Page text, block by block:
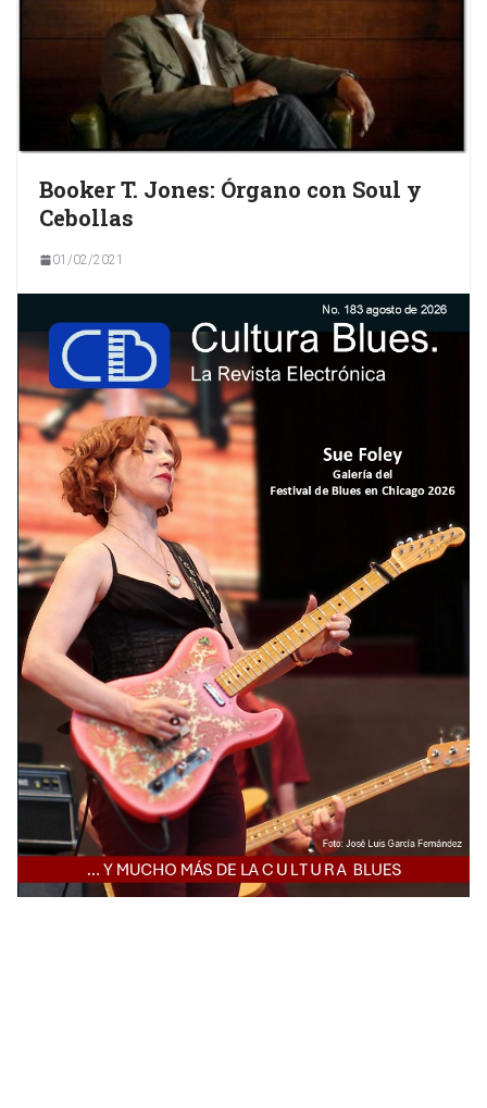
Booker T. Jones: Órgano con Soul y
Cebollas
01/02/2021